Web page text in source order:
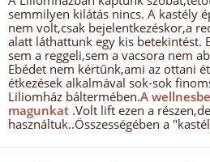
semmilyen kilátás nincs. A kastély
nem volt,csak bejelentkezéskor,a
alatt láthattunk egy kis betekintést.
sem a reggeli,sem a vacsora nem
Ebédet nem kértűnk,ami az ottani
étkezések alkalmával sok-sok
Liliomház báltermében.A
magunkat .Volt lift ezen a
használtuk..Összességében a